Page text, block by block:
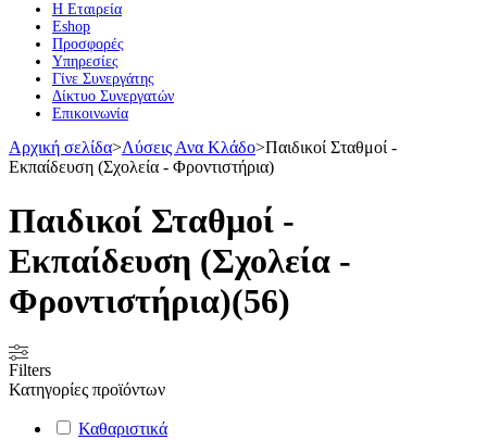
Η Εταιρεία
Eshop
Προσφορές
Υπηρεσίες
Γίνε Συνεργάτης
Δίκτυο Συνεργατών
Επικοινωνία
Αρχική σελίδα>Λύσεις Ανα Κλάδο>Παιδικοί Σταθμοί -
Εκπαίδευση (Σχολεία - Φροντιστήρια)
Παιδικοί Σταθμοί -
Εκπαίδευση (Σχολεία -
Φροντιστήρια)(56)
Filters
Κατηγορίες προϊόντων
Καθαριστικά